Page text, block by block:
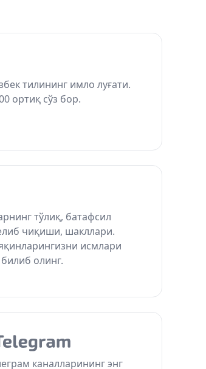
тилининг имло луғати.
ортиқ сўз бор.
тўлиқ, батафсил
чиқиши, шакллари.
исмлари
олинг.
каналларининг энг